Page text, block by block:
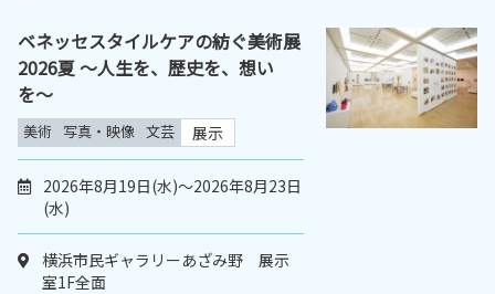
ベネッセスタイルケアの紡ぐ美術展
2026夏 〜人生を、歴史を、想い
を〜
美術 写真・映像 文芸 展示
2026年8月19日(水)～2026年8月23日
(水)
横浜市民ギャラリーあざみ野 展示
室1F全面